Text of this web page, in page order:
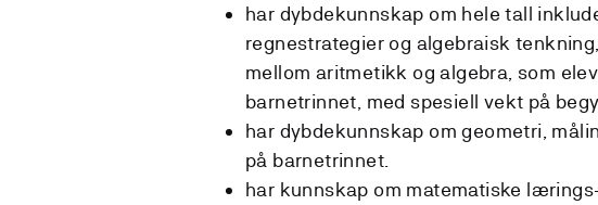
har dybdekunnskap om hele tall
regnestrategier og algebraisk
mellom aritmetikk og algebra, som
barnetrinnet, med spesiell vekt på
har dybdekunnskap om geometri,
på barnetrinnet.
har kunnskap om matematiske